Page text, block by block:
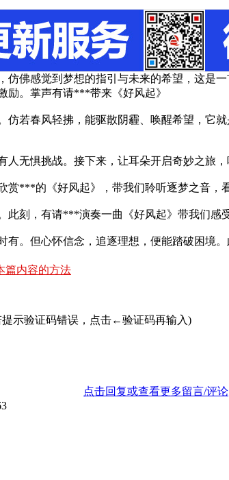
仿佛感觉到梦想的指引与未来的希望，这
励。掌声有请***带来《好风起》
仿若春风轻拂，能驱散阴霾、唤醒希望，
人无惧挑战。接下来，让耳朵开启奇妙之旅
赏***的《好风起》，带我们聆听逐梦之音，
此刻，有请***演奏一曲《好风起》带我们感
有。但心怀信念，追逐理想，便能踏破困
篇内容的方法
提示验证码错误，点击←验证码再输入)
点击回复或查看更多留言/评论